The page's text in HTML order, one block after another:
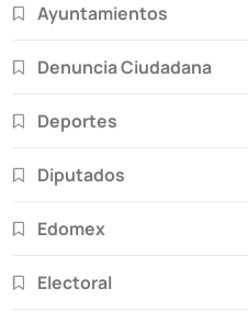
Ayuntamientos
Denuncia Ciudadana
Deportes
Diputados
Edomex
Electoral